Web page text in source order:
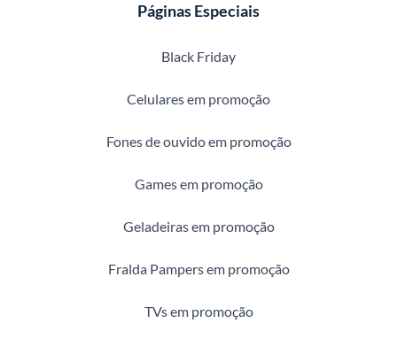
Páginas Especiais
Black Friday
Celulares em promoção
Fones de ouvido em promoção
Games em promoção
Geladeiras em promoção
Fralda Pampers em promoção
TVs em promoção